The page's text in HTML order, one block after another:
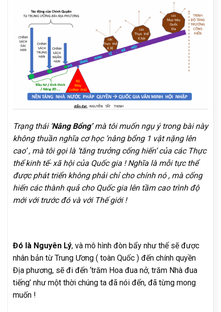
Trạng thái ‘ Nâng Bổng’mà tôi muốn ngụ ý trong bài này
không thuần nghĩa cơ học ‘nâng bổng 1 vật nặng lên
cao’ , mà tôi gọi là ‘tăng trưởng cống hiến’ của các Thực
thể kinh tế- xã hội của Quốc gia ! Nghĩa là mỗi tực thể
được phát triển không phải chỉ cho chính nó , mà cống
hiến các thành quả cho Quốc gia lên tầm cao trình độ
mới với trước đó và với Thế giới !
Đó là Nguyên Lý, và mô hình đòn bẩy như thế sẽ được
nhân bản từ Trung Ương ( toàn Quốc ) đến chính quyền
Địa phương, sẽ đi đến ‘trăm Hoa đua nở, trăm Nhà đua
tiếng’ như một thời chúng ta đã nói đến, đã từng mong
muốn !